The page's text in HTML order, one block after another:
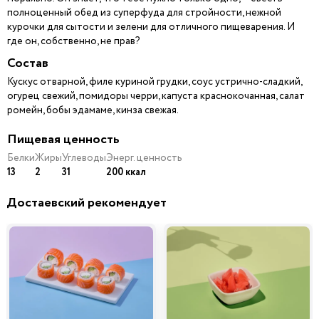
полноценный обед из суперфуда для стройности, нежной
курочки для сытости и зелени для отличного пищеварения. И
где он, собственно, не прав?
Состав
Кускус отварной, филе куриной грудки, соус устрично-сладкий,
огурец свежий, помидоры черри, капуста краснокочанная, салат
ромейн, бобы эдамаме, кинза свежая.
Пищевая ценность
Белки
13
Жиры
2
Углеводы
31
Энерг. ценность
200 ккал
Достаевский рекомендует